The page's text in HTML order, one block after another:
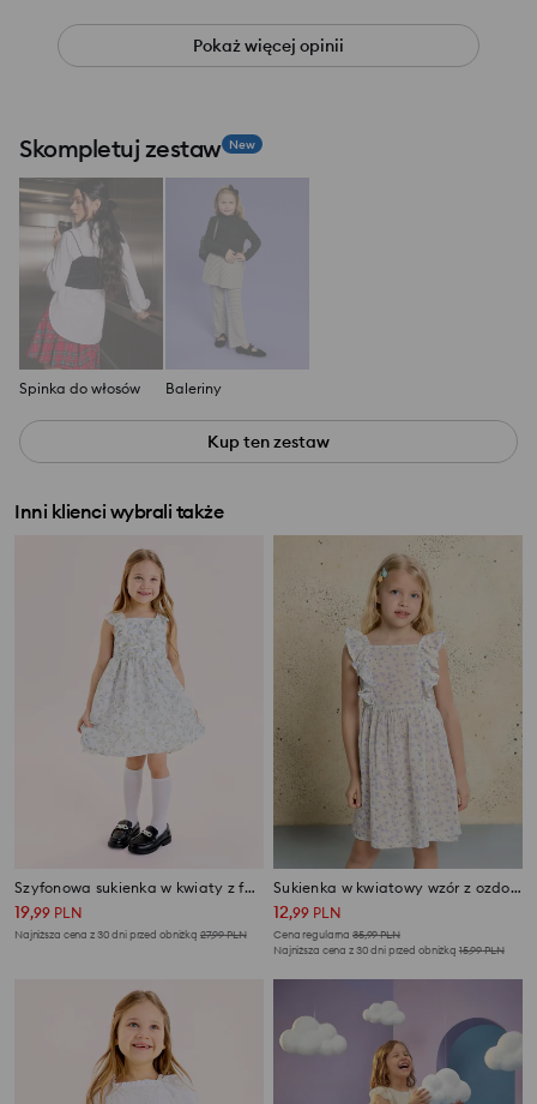
Pokaż więcej opinii
Skompletuj zestaw New
Spinka do włosów Baleriny
Kup ten zestaw
Inni klienci wybrali także
Szyfonowa sukienka w kwiaty z falbanami
19,99 PLN
Najniższa cena z 30 dni przed obniżką 27,99PLN
Sukienka w kwiatowy wzór z ozdobnymi falbanami
12,99 PLN
Cena regularna 35,99PLN
Najniższa cena z 30 dni przed obniżką 15,99PLN